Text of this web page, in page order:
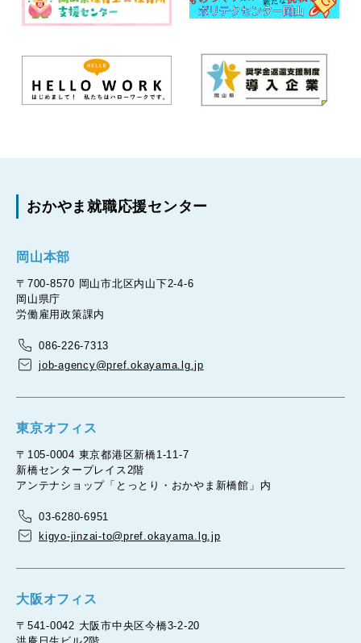
おかやま就職応援センター
岡山本部
〒700-8570 岡山市北区内山下2-4-6
岡山県庁
労働雇用政策課内
086-226-7313
job-agency@pref.okayama.lg.jp
東京オフィス
〒105-0004 東京都港区新橋1-11-7
新橋センタープレイス2階
アンテナショップ「とっとり・おかやま新橋館」内
03-6280-6951
kigyo-jinzai-to@pref.okayama.lg.jp
大阪オフィス
〒541-0042 大阪市中央区今橋3-2-20